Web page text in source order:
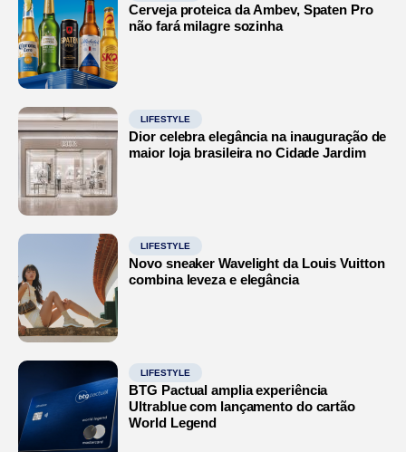
Cerveja proteica da Ambev, Spaten Pro
não fará milagre sozinha
LIFESTYLE
Dior celebra elegância na inauguração de
maior loja brasileira no Cidade Jardim
LIFESTYLE
Novo sneaker Wavelight da Louis Vuitton
combina leveza e elegância
LIFESTYLE
BTG Pactual amplia experiência
Ultrablue com lançamento do cartão
World Legend